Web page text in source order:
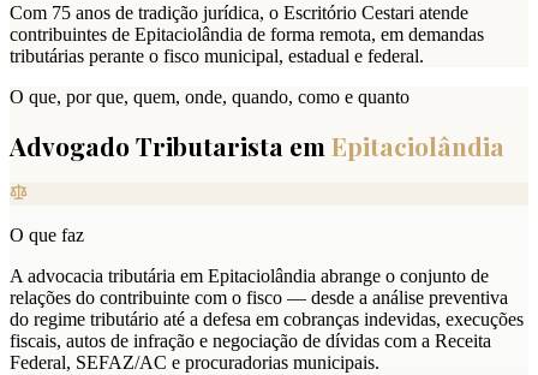
Com 75 anos de tradição jurídica, o Escritório Cestari atende
contribuintes de Epitaciolândia de forma remota, em demandas
tributárias perante o fisco municipal, estadual e federal.
O que, por que, quem, onde, quando, como e quanto
Advogado Tributarista em Epitaciolândia
O que faz
A advocacia tributária em Epitaciolândia abrange o conjunto de
relações do contribuinte com o fisco — desde a análise preventiva
do regime tributário até a defesa em cobranças indevidas, execuções
fiscais, autos de infração e negociação de dívidas com a Receita
Federal, SEFAZ/AC e procuradorias municipais.